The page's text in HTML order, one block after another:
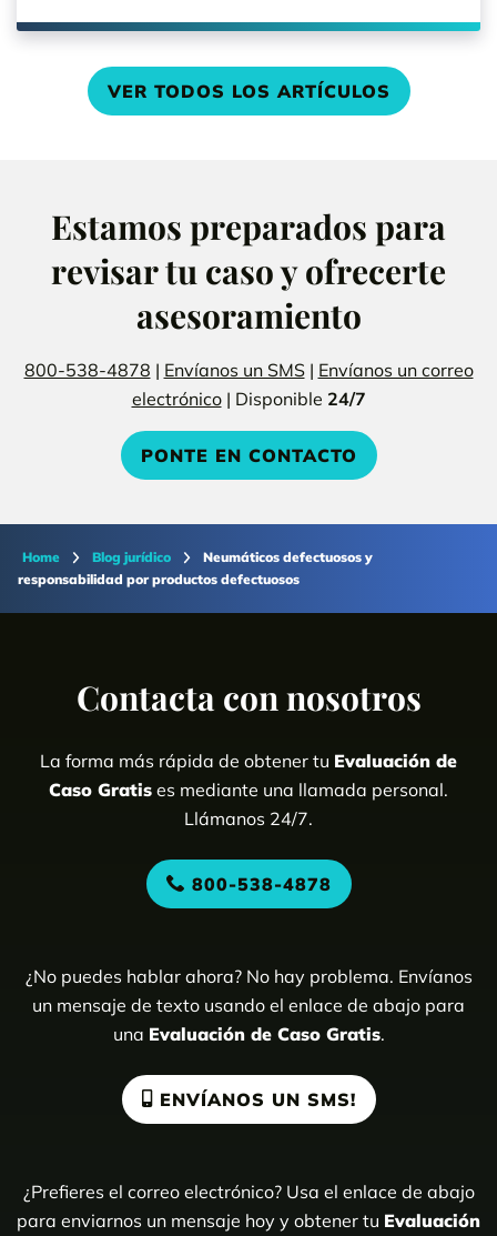
VER TODOS LOS ARTÍCULOS
Estamos preparados para
revisar tu caso y ofrecerte
asesoramiento
800-538-4878 | Envíanos un SMS| Envíanos un correo
electrónico| Disponible 24/7
PONTE EN CONTACTO
Home Blog jurídico
Neumáticos defectuosos y
responsabilidad por productos defectuosos
Contacta con nosotros
La forma más rápida de obtener tu Evaluación de
Caso Gratis es mediante una llamada personal.
Llámanos 24/7.
800-538-4878
¿No puedes hablar ahora? No hay problema. Envíanos
un mensaje de texto usando el enlace de abajo para
una Evaluación de Caso Gratis.
ENVÍANOS UN SMS!
¿Prefieres el correo electrónico? Usa el enlace de abajo
para enviarnos un mensaje hoy y obtener tu Evaluación